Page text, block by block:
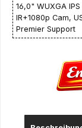
16,0" WUXGA
IR+1080p Cam,
Premier Support